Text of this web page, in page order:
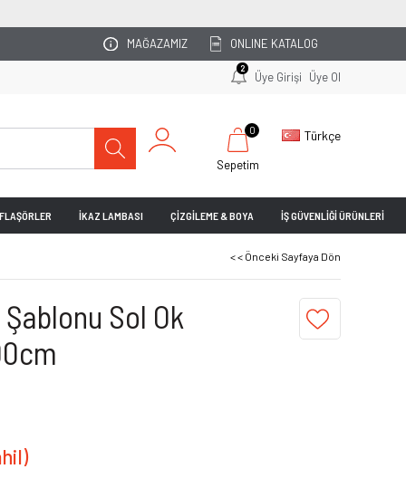
MAĞAZAMIZ ONLINE KATALOG
2
Üye Girişi Üye Ol
Türkçe
Sepetim
0
İKAZ LAMBASI ÇİZGİLEME & BOYA İŞ GÜVENLİĞİ ÜRÜNLERİ
< < Önceki Sayfaya Dön
Sol Ok